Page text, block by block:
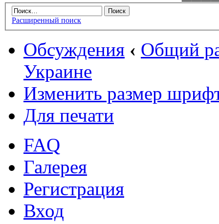
Расширенный поиск
Обсуждения ‹ Общий
Украине
Изменить размер
Для печати
FAQ
Галерея
Регистрация
Вход